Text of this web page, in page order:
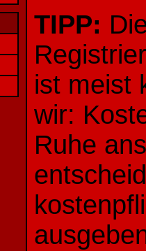
TIPP:
ist meist
wir:
Ruhe